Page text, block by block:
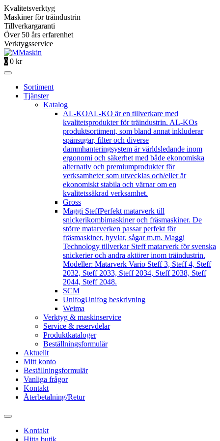
Kvalitetsverktyg
Maskiner för träindustrin
Tillverkargaranti
Över 50 års erfarenhet
Verktygsservice
0 0 kr
Sortiment
Tjänster
Katalog
AL-KOAL-KO är en tillverkare med
kvalitetsprodukter för träindustrin. AL-KOs
produktsortiment, som bland annat inkluderar
spånsugar, filter och diverse
dammhanteringsystem är världsledande inom
ergonomi och säkerhet med både ekonomiska
alternativ och premiumprodukter för
verksamheter som utvecklas och/eller är
ekonomiskt stabila och värnar om en
kvalitetssäkrad verksamhet.
Gross
Maggi SteffPerfekt matarverk till
snickerikombimaskiner och fräsmaskiner. De
större matarverken passar perfekt för
fräsmaskiner, hyvlar, sågar m.m. Maggi
Technology tillverkar Steff matarverk för svenska
snickerier och andra aktörer inom träindustrin.
Modeller: Matarverk Vario Steff 3, Steff 4, Steff
2032, Steff 2033, Steff 2034, Steff 2038, Steff
2044, Steff 2048.
SCM
UnifogUnifog beskrivning
Weima
Verktyg & maskinservice
Service & reservdelar
Produktkataloger
Beställningsformulär
Aktuellt
Mitt konto
Beställningsformulär
Vanliga frågor
Kontakt
Återbetalning/Retur
Kontakt
Hitta butik